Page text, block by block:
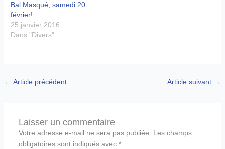
Bal Masqué, samedi 20
février!
25 janvier 2016
Dans "Divers"
← Article précédent Article suivant →
Laisser un commentaire
Votre adresse e-mail ne sera pas publiée.
Les champs
obligatoires sont indiqués avec *